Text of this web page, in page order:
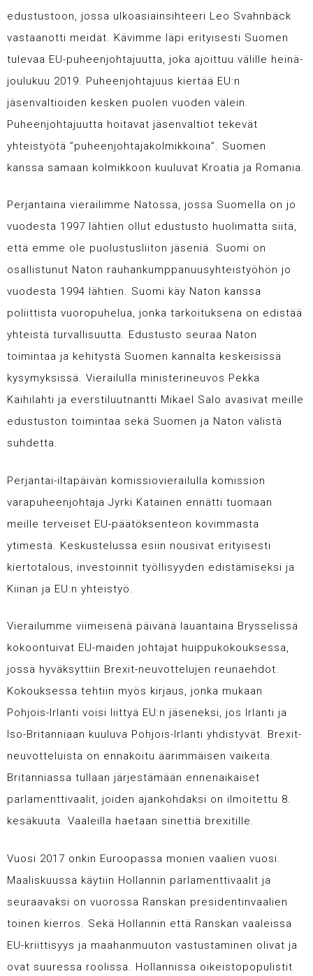
edustustoon, jossa ulkoasiainsihteeri Leo Svahnbäck
vastaanotti meidät. Kävimme läpi erityisesti Suomen
tulevaa EU-puheenjohtajuutta, joka ajoittuu välille heinä-
joulukuu 2019. Puheenjohtajuus kiertää EU:n
jäsenvaltioiden kesken puolen vuoden välein.
Puheenjohtajuutta hoitavat jäsenvaltiot tekevät
yhteistyötä ”puheenjohtajakolmikkoina”. Suomen
kanssa samaan kolmikkoon kuuluvat Kroatia ja Romania.
Perjantaina vierailimme Natossa, jossa Suomella on jo
vuodesta 1997 lähtien ollut edustusto huolimatta siitä,
että emme ole puolustusliiton jäseniä. Suomi on
osallistunut Naton rauhankumppanuusyhteistyöhön jo
vuodesta 1994 lähtien. Suomi käy Naton kanssa
poliittista vuoropuhelua, jonka tarkoituksena on edistää
yhteistä turvallisuutta. Edustusto seuraa Naton
toimintaa ja kehitystä Suomen kannalta keskeisissä
kysymyksissä. Vierailulla ministerineuvos Pekka
Kaihilahti ja everstiluutnantti Mikael Salo avasivat meille
edustuston toimintaa sekä Suomen ja Naton välistä
suhdetta.
Perjantai-iltapäivän komissiovierailulla komission
varapuheenjohtaja Jyrki Katainen ennätti tuomaan
meille terveiset EU-päätöksenteon kovimmasta
ytimestä. Keskustelussa esiin nousivat erityisesti
kiertotalous, investoinnit työllisyyden edistämiseksi ja
Kiinan ja EU:n yhteistyö.
Vierailumme viimeisenä päivänä lauantaina Brysselissä
kokoontuivat EU-maiden johtajat huippukokouksessa,
jossa hyväksyttiin Brexit-neuvottelujen reunaehdot.
Kokouksessa tehtiin myös kirjaus, jonka mukaan
Pohjois-Irlanti voisi liittyä EU:n jäseneksi, jos Irlanti ja
Iso-Britanniaan kuuluva Pohjois-Irlanti yhdistyvät. Brexit-
neuvotteluista on ennakoitu äärimmäisen vaikeita.
Britanniassa tullaan järjestämään ennenaikaiset
parlamenttivaalit, joiden ajankohdaksi on ilmoitettu 8.
kesäkuuta. Vaaleilla haetaan sinettiä brexitille.
Vuosi 2017 onkin Euroopassa monien vaalien vuosi.
Maaliskuussa käytiin Hollannin parlamenttivaalit ja
seuraavaksi on vuorossa Ranskan presidentinvaalien
toinen kierros. Sekä Hollannin että Ranskan vaaleissa
EU-kriittisyys ja maahanmuuton vastustaminen olivat ja
ovat suuressa roolissa. Hollannissa oikeistopopulistit